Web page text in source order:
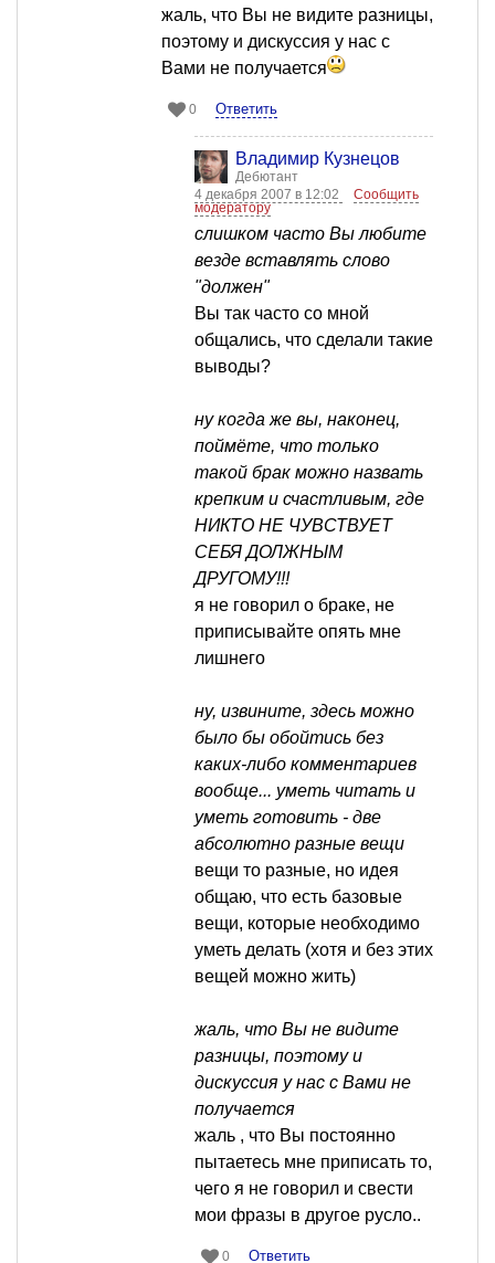
жаль, что Вы не видите разницы,
поэтому и дискуссия у нас с
Вами не получается
0 Ответить
Владимир Кузнецов
Дебютант
4 декабря 2007 в 12:02
Сообщить
модератору
слишком часто Вы любите
везде вставлять слово
"должен"
Вы так часто со мной
общались, что сделали такие
выводы?
ну когда же вы, наконец,
поймёте, что только
такой брак можно назвать
крепким и счастливым, где
НИКТО НЕ ЧУВСТВУЕТ
СЕБЯ ДОЛЖНЫМ
ДРУГОМУ!!!
я не говорил о браке, не
приписывайте опять мне
лишнего
ну, извините, здесь можно
было бы обойтись без
каких-либо комментариев
вообще... уметь читать и
уметь готовить - две
абсолютно разные вещи
вещи то разные, но идея
общаю, что есть базовые
вещи, которые необходимо
уметь делать (хотя и без этих
вещей можно жить)
жаль, что Вы не видите
разницы, поэтому и
дискуссия у нас с Вами не
получается
жаль , что Вы постоянно
пытаетесь мне приписать то,
чего я не говорил и свести
мои фразы в другое русло..
0 Ответить